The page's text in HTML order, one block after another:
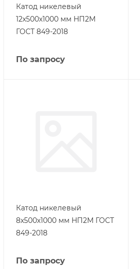
Катод никелевый
12х500х1000 мм НП2М
ГОСТ 849-2018
По запросу
Катод никелевый
8х500х1000 мм НП2М ГОСТ
849-2018
По запросу